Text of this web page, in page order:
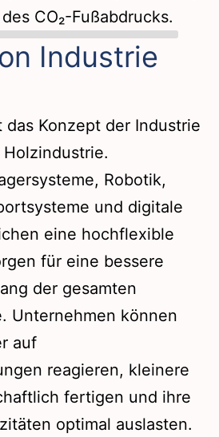
CO₂-Fußabdrucks.
Industrie
das Konzept der Industrie
Robotik,
und digitale
eine hochflexible
für eine bessere
der gesamten
Unternehmen können
auf
reagieren, kleinere
fertigen und ihre
optimal auslasten.